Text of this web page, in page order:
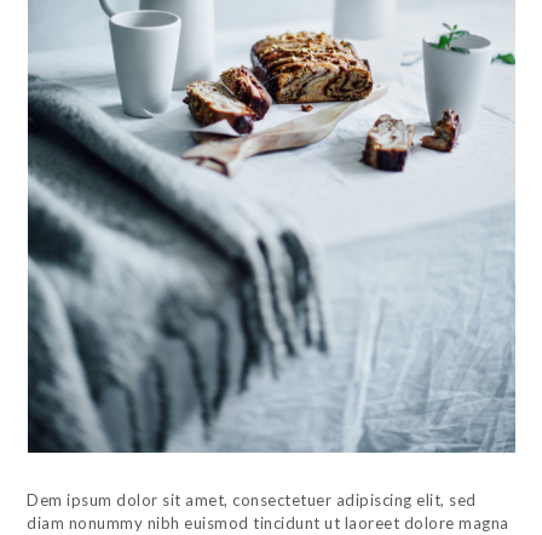
Dem ipsum dolor sit amet, consectetuer adipiscing elit, sed
diam nonummy nibh euismod tincidunt ut laoreet dolore magna